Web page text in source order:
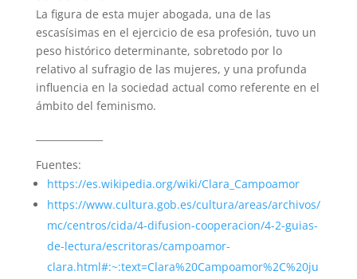
La figura de esta mujer abogada, una de las
escasísimas en el ejercicio de esa profesión, tuvo un
peso histórico determinante, sobretodo por lo
relativo al sufragio de las mujeres, y una profunda
influencia en la sociedad actual como referente en el
ámbito del feminismo.
Fuentes:
https://es.wikipedia.org/wiki/Clara_Campoamor
https://www.cultura.gob.es/cultura/areas/archivos/
mc/centros/cida/4-difusion-cooperacion/4-2-guias-
de-lectura/escritoras/campoamor-
clara.html#:~:text=Clara%20Campoamor%2C%20ju